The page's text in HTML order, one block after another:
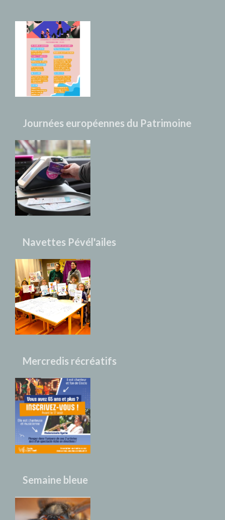
Journées européennes du Patrimoine
Navettes Pévél'ailes
Mercredis récréatifs
Semaine bleue